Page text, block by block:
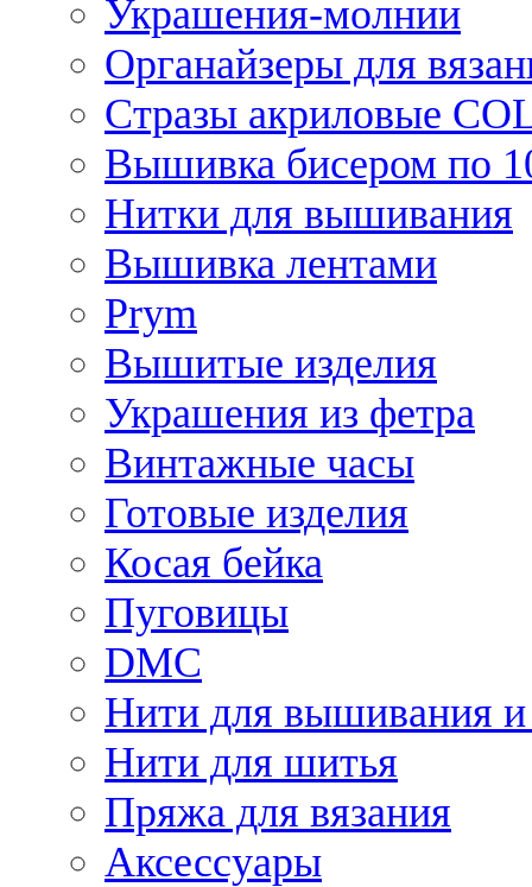
Украшения-молнии
Органайзеры для
Стразы акриловые
Вышивка бисером по
Нитки для вышивания
Вышивка лентами
Prym
Вышитые изделия
Украшения из фетра
Винтажные часы
Готовые изделия
Косая бейка
Пуговицы
DMC
Нити для вышивания и
Нити для шитья
Пряжа для вязания
Аксессуары